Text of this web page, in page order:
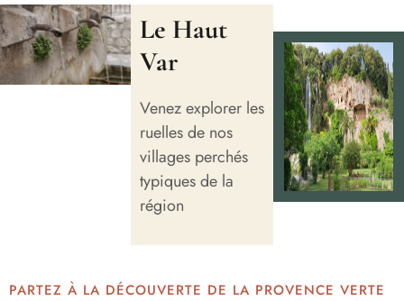
Le Haut
Var
Venez explorer les
ruelles de nos
villages perchés
typiques de la
région
PARTEZ À LA DÉCOUVERTE DE LA PROVENCE VERTE